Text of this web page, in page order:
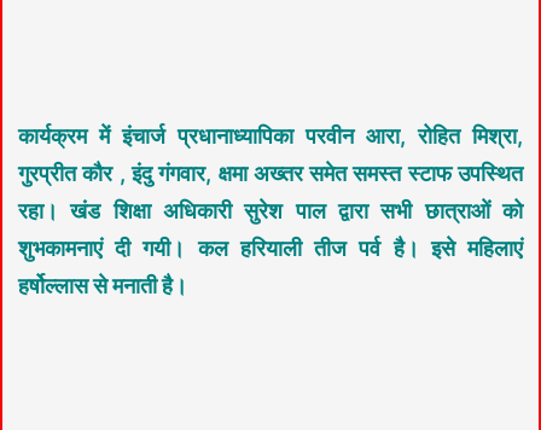
कार्यक्रम में इंचार्ज प्रधानाध्यापिका परवीन आरा, रोहित मिश्रा,
गुरप्रीत कौर , इंदु गंगवार, क्षमा अख्तर समेत समस्त स्टाफ उपस्थित
रहा। खंड शिक्षा अधिकारी सुरेश पाल द्वारा सभी छात्राओं को
शुभकामनाएं दी गयी। कल हरियाली तीज पर्व है। इसे महिलाएं
हर्षोल्लास से मनाती है।